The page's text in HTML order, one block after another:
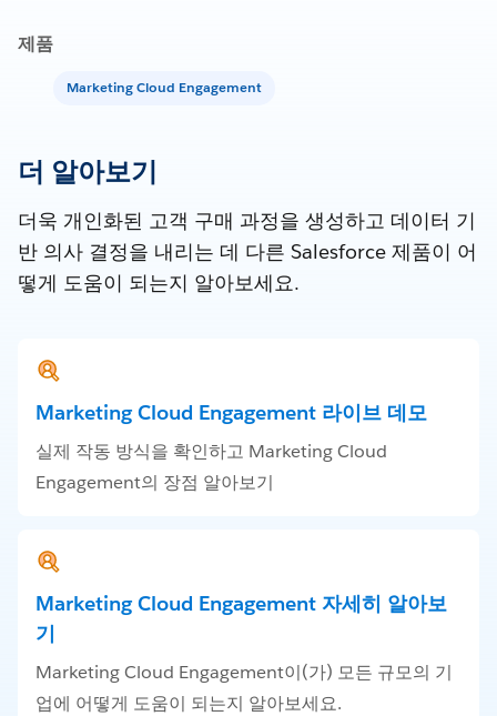
제품
Marketing Cloud Engagement
더 알아보기
더욱 개인화된 고객 구매 과정을 생성하고 데이터 기
반 의사 결정을 내리는 데 다른 Salesforce 제품이 어
떻게 도움이 되는지 알아보세요.
Marketing Cloud Engagement 라이브 데모
실제 작동 방식을 확인하고 Marketing Cloud
Engagement의 장점 알아보기
Marketing Cloud Engagement 자세히 알아보
기
Marketing Cloud Engagement이(가) 모든 규모의 기
업에 어떻게 도움이 되는지 알아보세요.